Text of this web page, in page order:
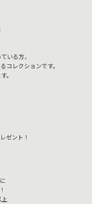
いる方、
コレクションです。
。
ゼント！
上